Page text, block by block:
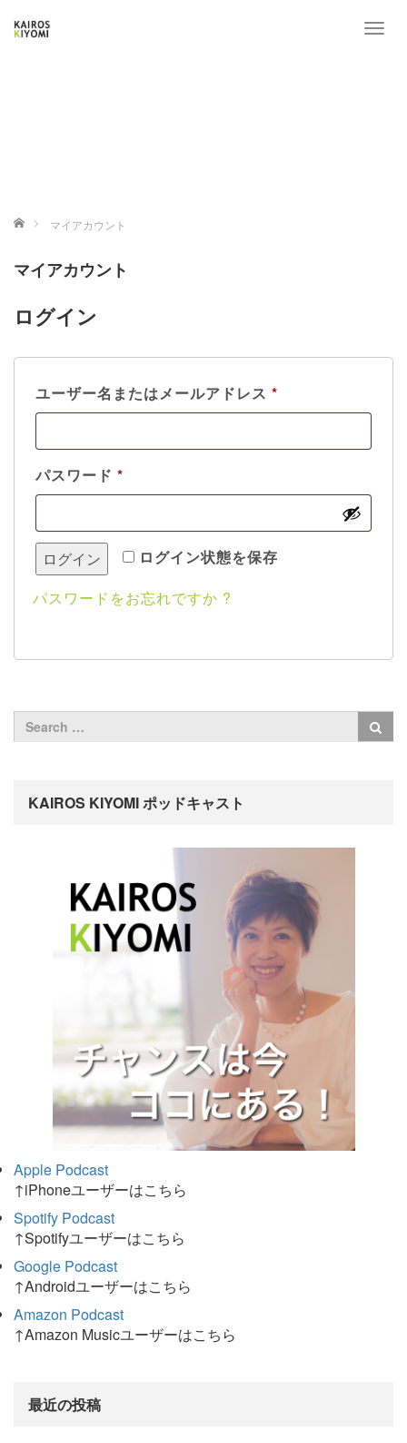
T
ホーム マイアカウント
マイアカウント
ログイン
ユーザー名またはメールアドレス *
パスワード *
ログイン状態を保存
ログイン
パスワードをお忘れですか ?
KAIROS KIYOMI ポッドキャスト
Apple Podcast
↑iPhoneユーザーはこちら
Spotify Podcast
↑Spotifyユーザーはこちら
Google Podcast
↑Androidユーザーはこちら
Amazon Podcast
↑Amazon Musicユーザーはこちら
最近の投稿